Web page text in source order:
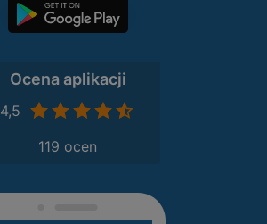
Ocena aplikacji
4,5
119 ocen